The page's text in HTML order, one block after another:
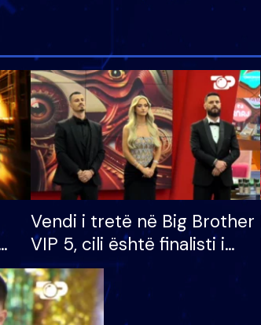
Vendi i tretë në Big Brother
VIP 5, cili është finalisti i
radhës që lë shtëpinë